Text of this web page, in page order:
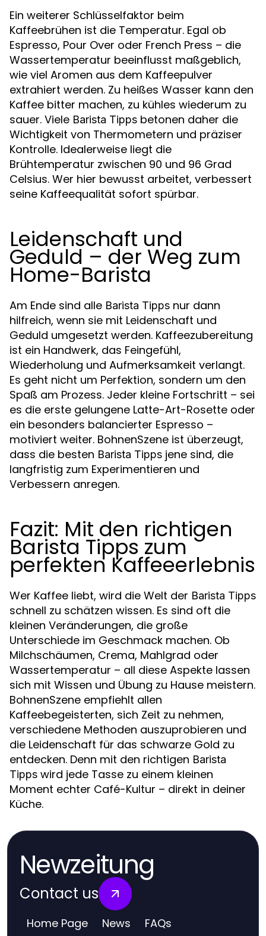
Ein weiterer Schlüsselfaktor beim
Kaffeebrühen ist die Temperatur. Egal ob
Espresso, Pour Over oder French Press – die
Wassertemperatur beeinflusst maßgeblich,
wie viel Aromen aus dem Kaffeepulver
extrahiert werden. Zu heißes Wasser kann den
Kaffee bitter machen, zu kühles wiederum zu
sauer. Viele Barista Tipps betonen daher die
Wichtigkeit von Thermometern und präziser
Kontrolle. Idealerweise liegt die
Brühtemperatur zwischen 90 und 96 Grad
Celsius. Wer hier bewusst arbeitet, verbessert
seine Kaffeequalität sofort spürbar.
Leidenschaft und
Geduld – der Weg zum
Home-Barista
Am Ende sind alle Barista Tipps nur dann
hilfreich, wenn sie mit Leidenschaft und
Geduld umgesetzt werden. Kaffeezubereitung
ist ein Handwerk, das Feingefühl,
Wiederholung und Aufmerksamkeit verlangt.
Es geht nicht um Perfektion, sondern um den
Spaß am Prozess. Jeder kleine Fortschritt – sei
es die erste gelungene Latte-Art-Rosette oder
ein besonders balancierter Espresso –
motiviert weiter. BohnenSzene ist überzeugt,
dass die besten Barista Tipps jene sind, die
langfristig zum Experimentieren und
Verbessern anregen.
Fazit: Mit den richtigen
Barista Tipps zum
perfekten Kaffeeerlebnis
Wer Kaffee liebt, wird die Welt der Barista Tipps
schnell zu schätzen wissen. Es sind oft die
kleinen Veränderungen, die große
Unterschiede im Geschmack machen. Ob
Milchschäumen, Crema, Mahlgrad oder
Wassertemperatur – all diese Aspekte lassen
sich mit Wissen und Übung zu Hause meistern.
BohnenSzene empfiehlt allen
Kaffeebegeisterten, sich Zeit zu nehmen,
verschiedene Methoden auszuprobieren und
die Leidenschaft für das schwarze Gold zu
entdecken. Denn mit den richtigen Barista
Tipps wird jede Tasse zu einem kleinen
Moment echter Café-Kultur – direkt in deiner
Küche.
Newzeitung
Contact us
Home Page News FAQs